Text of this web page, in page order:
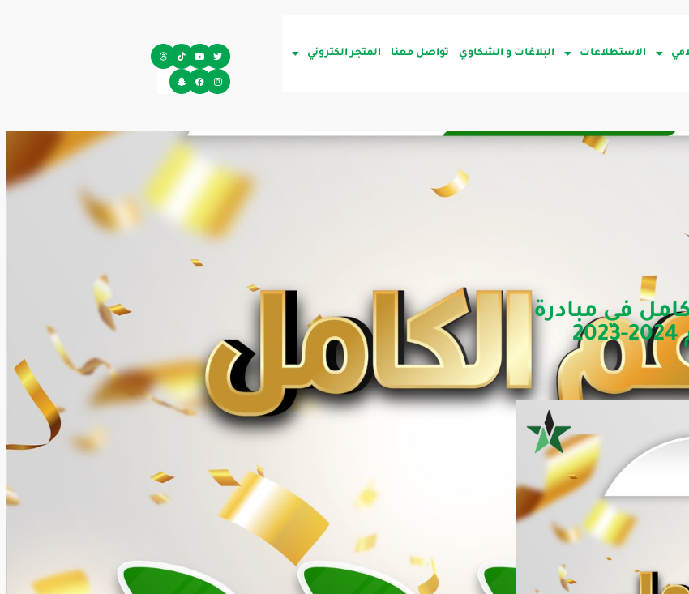
الاستطلاعات البلاغات و الشكاوي تواصل معنا المتجر الكتروني
في مبادرة